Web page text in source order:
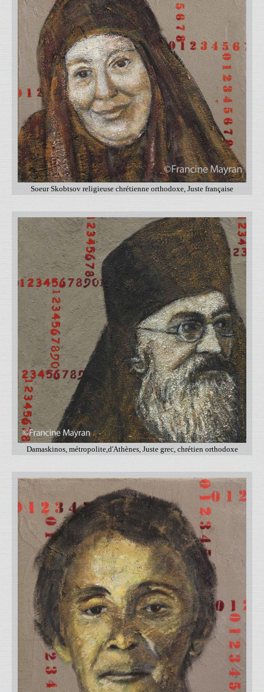
Soeur Skobtsov religieuse chrétienne orthodoxe, Juste française
Damaskinos, métropolite,d'Athènes, Juste grec, chrétien orthodoxe